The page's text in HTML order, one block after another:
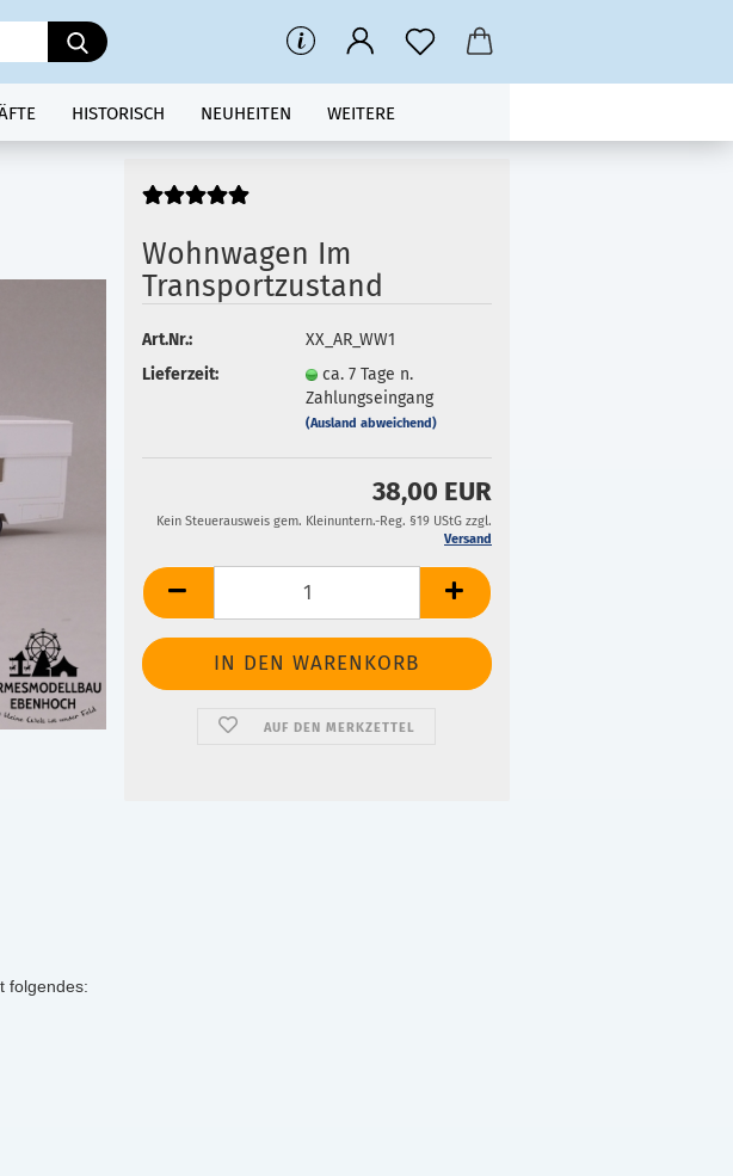
Suche...
HISTORISCH NEUHEITEN WEITERE
Wohnwagen Im
Transportzustand
Art.Nr.:
XX_AR_WW1
Lieferzeit:
ca. 7 Tage n.
Zahlungseingang
(Ausland abweichend)
38,00 EUR
Kein Steuerausweis gem. Kleinuntern.-Reg. §19 UStG zzgl.
Versand
AUF DEN MERKZETTEL
folgendes: